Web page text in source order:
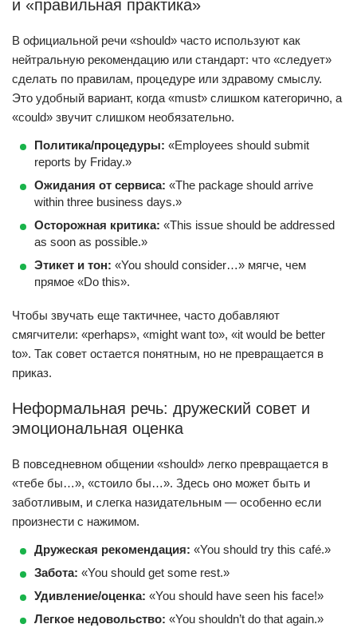
и «правильная практика»
В официальной речи «should» часто используют как
нейтральную рекомендацию или стандарт: что «следует»
сделать по правилам, процедуре или здравому смыслу.
Это удобный вариант, когда «must» слишком категорично, а
«could» звучит слишком необязательно.
Политика/процедуры: «Employees should submit
reports by Friday.»
Ожидания от сервиса: «The package should arrive
within three business days.»
Осторожная критика: «This issue should be addressed
as soon as possible.»
Этикет и тон: «You should consider…» мягче, чем
прямое «Do this».
Чтобы звучать еще тактичнее, часто добавляют
смягчители: «perhaps», «might want to», «it would be better
to». Так совет остается понятным, но не превращается в
приказ.
Неформальная речь: дружеский совет и
эмоциональная оценка
В повседневном общении «should» легко превращается в
«тебе бы…», «стоило бы…». Здесь оно может быть и
заботливым, и слегка назидательным — особенно если
произнести с нажимом.
Дружеская рекомендация: «You should try this café.»
Забота: «You should get some rest.»
Удивление/оценка: «You should have seen his face!»
Легкое недовольство: «You shouldn’t do that again.»